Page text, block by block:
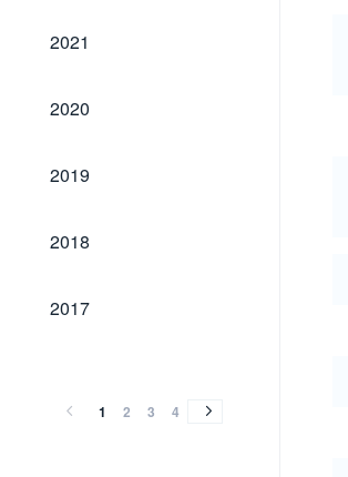
2021
2021
2020
2020
2019
2019
2018
2018
2017
2017
1 2 3 4